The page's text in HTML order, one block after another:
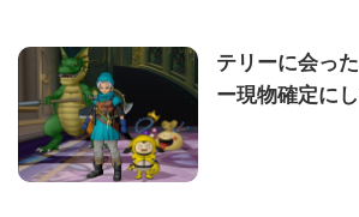
テリーに会っ
ー現物確定に